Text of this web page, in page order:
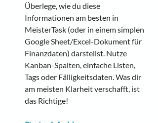
Überlege, wie du diese
Informationen am besten in
MeisterTask (oder in einem simplen
Google Sheet/Excel-Dokument für
Finanzdaten) darstellst. Nutze
Kanban-Spalten, einfache Listen,
Tags oder Fälligkeitsdaten. Was dir
am meisten Klarheit verschafft, ist
das Richtige!